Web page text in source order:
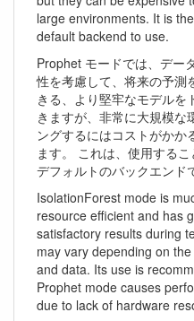
large environments. It is
default backend to use.
Prophet モードでは、デー
性を考慮して、将来の予測
きる、より堅牢なモデルを
きますが、非常に大規模な
ングするにはコストがかか
ます。 これは、使用する
デフォルトのバックエンド
IsolationForest mode is
resource efficient and has
satisfactory results during
may vary depending on
and data. Its use is
Prophet mode causes
due to lack of hardware